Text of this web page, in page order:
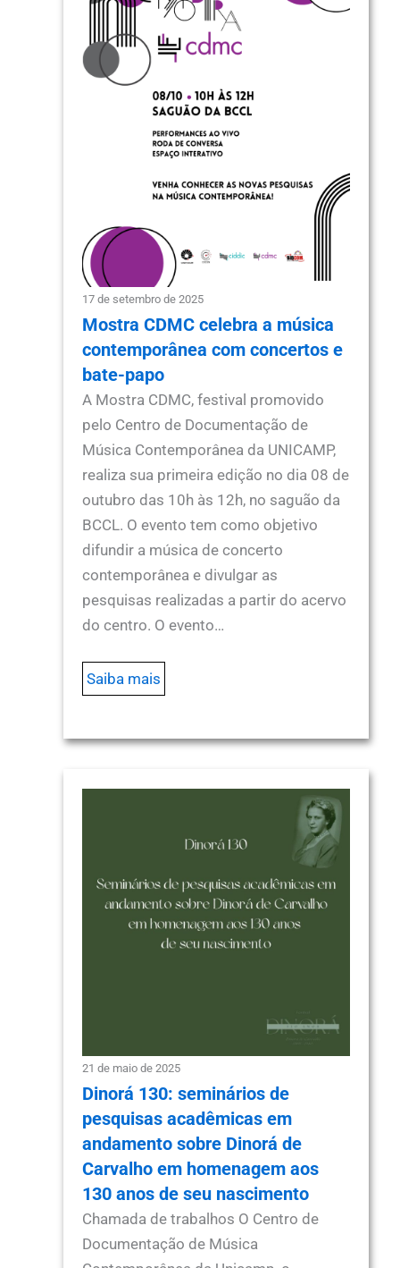
17 de setembro de 2025
Mostra CDMC celebra a música
contemporânea com concertos e
bate-papo
A Mostra CDMC, festival promovido
pelo Centro de Documentação de
Música Contemporânea da UNICAMP,
realiza sua primeira edição no dia 08 de
outubro das 10h às 12h, no saguão da
BCCL. O evento tem como objetivo
difundir a música de concerto
contemporânea e divulgar as
pesquisas realizadas a partir do acervo
do centro. O evento…
Saiba mais
21 de maio de 2025
Dinorá 130: seminários de
pesquisas acadêmicas em
andamento sobre Dinorá de
Carvalho em homenagem aos
130 anos de seu nascimento
Chamada de trabalhos O Centro de
Documentação de Música